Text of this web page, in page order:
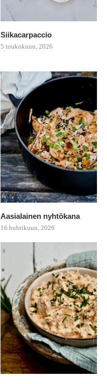
Siikacarpaccio
5 toukokuun, 2026
Aasialainen nyhtökana
16 huhtikuun, 2026